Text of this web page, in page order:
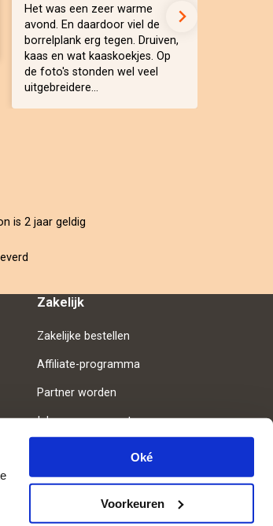
Oké
Voorkeuren
Het was een zeer warme
avond. En daardoor viel de
borrelplank erg tegen. Druiven,
kaas en wat kaaskoekjes. Op
de foto's stonden wel veel
uitgebreidere...
is 2 jaar geldig
Zakelijk
Zakelijke bestellen
Affiliate-programma
Partner worden
Inloggen voor partners